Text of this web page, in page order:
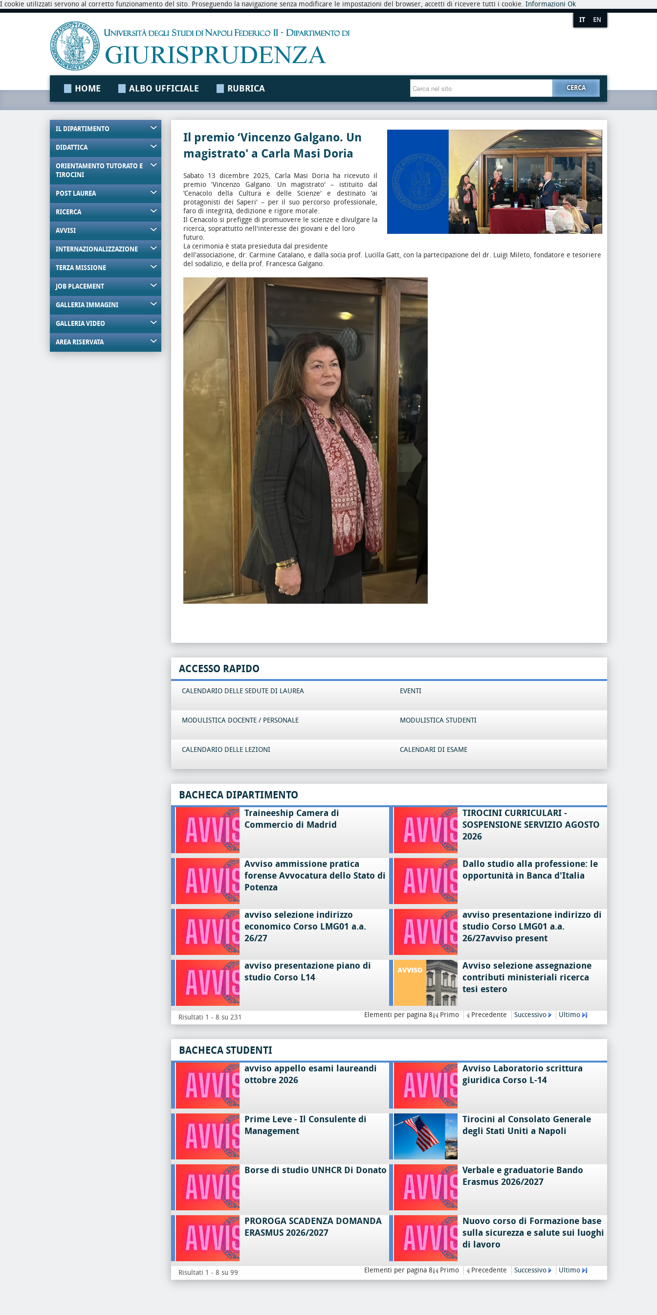
I cookie utilizzati servono al corretto funzionamento del sito. Proseguendo la navigazione senza modificare le impostazioni del browser, accetti di ricevere tutti i cookie. Informazioni Ok
IT EN
HOME ALBO UFFICIALE RUBRICA CERCA
IL DIPARTIMENTO
DIDATTICA
ORIENTAMENTO TUTORATO E
TIROCINI
POST LAUREA
RICERCA
AVVISI
INTERNAZIONALIZZAZIONE
TERZA MISSIONE
JOB PLACEMENT
GALLERIA IMMAGINI
GALLERIA VIDEO
AREA RISERVATA
Il premio ‘Vincenzo Galgano. Un
magistrato' a Carla Masi Doria
Sabato 13 dicembre 2025, Carla Masi Doria ha ricevuto il
premio ‘Vincenzo Galgano. Un magistrato' – istituito dal
‘Cenacolo della Cultura e delle Scienze' e destinato ‘ai
protagonisti dei Saperi' – per il suo percorso professionale,
faro di integrità, dedizione e rigore morale.
Il Cenacolo si prefigge di promuovere le scienze e divulgare la
ricerca, soprattutto nell'interesse dei giovani e del loro
futuro.
La cerimonia è stata presieduta dal presidente
dell'associazione, dr. Carmine Catalano, e dalla socia prof. Lucilla Gatt, con la partecipazione del dr. Luigi Mileto, fondatore e tesoriere
del sodalizio, e della prof. Francesca Galgano.
ACCESSO RAPIDO
CALENDARIO DELLE SEDUTE DI LAUREA EVENTI
MODULISTICA DOCENTE / PERSONALE MODULISTICA STUDENTI
CALENDARIO DELLE LEZIONI CALENDARI DI ESAME
BACHECA DIPARTIMENTO
Traineeship Camera di
Commercio di Madrid
TIROCINI CURRICULARI -
SOSPENSIONE SERVIZIO AGOSTO
2026
Avviso ammissione pratica
forense Avvocatura dello Stato di
Potenza
Dallo studio alla professione: le
opportunità in Banca d'Italia
avviso selezione indirizzo
economico Corso LMG01 a.a.
26/27
avviso presentazione indirizzo di
studio Corso LMG01 a.a.
26/27avviso present
avviso presentazione piano di
studio Corso L14
Avviso selezione assegnazione
contributi ministeriali ricerca
tesi estero
Risultati 1 - 8 su 231 Elementi per pagina 8 Primo Precedente Successivo Ultimo
BACHECA STUDENTI
avviso appello esami laureandi
ottobre 2026
Avviso Laboratorio scrittura
giuridica Corso L-14
Prime Leve - Il Consulente di
Management
Tirocini al Consolato Generale
degli Stati Uniti a Napoli
Borse di studio UNHCR Di Donato
Verbale e graduatorie Bando
Erasmus 2026/2027
PROROGA SCADENZA DOMANDA
ERASMUS 2026/2027
Nuovo corso di Formazione base
sulla sicurezza e salute sui luoghi
di lavoro
Risultati 1 - 8 su 99 Elementi per pagina 8 Primo Precedente Successivo Ultimo